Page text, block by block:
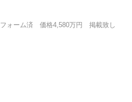
ォーム済 価格4,580万円 掲載致し